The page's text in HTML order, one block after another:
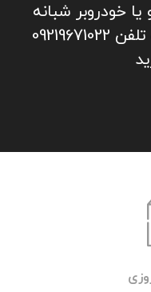
خودروبر شبانه
روزی تهران (تردد) با شماره تلفن 09219671022